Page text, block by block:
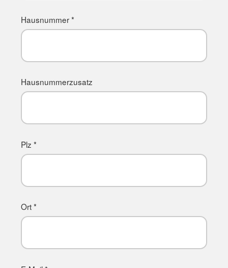
Hausnummer *
Hausnummerzusatz
Plz *
Ort *